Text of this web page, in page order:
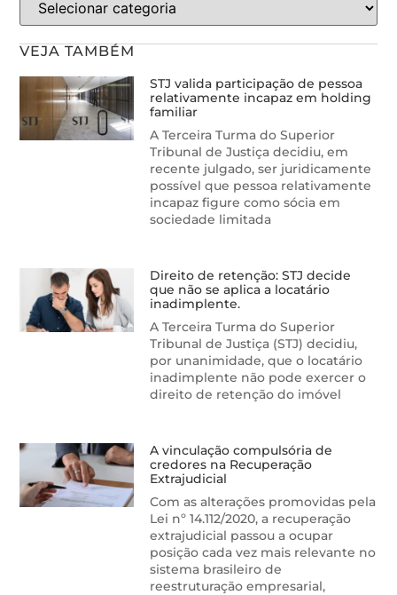
VEJA TAMBÉM
STJ valida participação de pessoa
relativamente incapaz em holding
familiar
A Terceira Turma do Superior
Tribunal de Justiça decidiu, em
recente julgado, ser juridicamente
possível que pessoa relativamente
incapaz figure como sócia em
sociedade limitada
Direito de retenção: STJ decide
que não se aplica a locatário
inadimplente.
A Terceira Turma do Superior
Tribunal de Justiça (STJ) decidiu,
por unanimidade, que o locatário
inadimplente não pode exercer o
direito de retenção do imóvel
A vinculação compulsória de
credores na Recuperação
Extrajudicial
Com as alterações promovidas pela
Lei nº 14.112/2020, a recuperação
extrajudicial passou a ocupar
posição cada vez mais relevante no
sistema brasileiro de
reestruturação empresarial,